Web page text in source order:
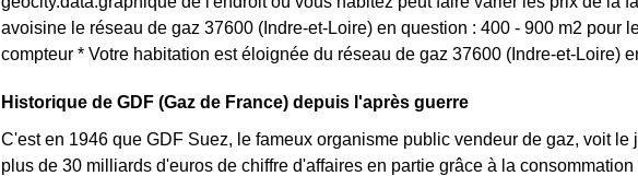
avoisine le réseau de gaz 37600 (Indre-et-Loire) en question : 400 - 900 m2 pour
compteur * Votre habitation est éloignée du réseau de gaz 37600 (Indre-et-Loire)
Historique de GDF (Gaz de France) depuis l'après guerre
C'est en 1946 que GDF Suez, le fameux organisme public vendeur de gaz, voit
plus de 30 milliards d'euros de chiffre d'affaires en partie grâce à la